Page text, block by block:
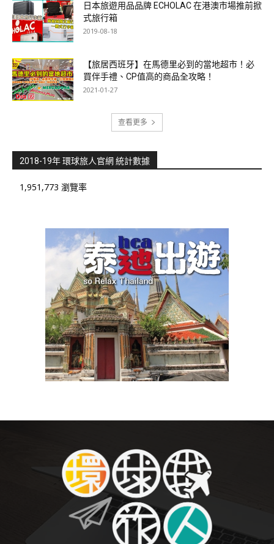
日本旅遊用品品牌 ECHOLAC 在港澳市場推前掀
式旅行箱
2019-08-18
【旅居西班牙】在馬德里必到的當地超市！必
買伴手禮、CP值高的商品全攻略！
2021-01-27
查看更多
2018-19年 環球旅人官網 統計數據
1,951,773 瀏覽率